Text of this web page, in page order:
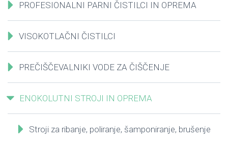
PROFESIONALNI PARNI ČISTILCI IN OPREMA
VISOKOTLAČNI ČISTILCI
PREČIŠČEVALNIKI VODE ZA ČIŠČENJE
ENOKOLUTNI STROJI IN OPREMA
Stroji za ribanje, poliranje, šamponiranje, brušenje